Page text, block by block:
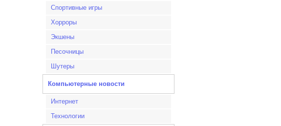
Спортивные игры
Хорроры
Экшены
Песочницы
Шутеры
Компьютерные новости
Интернет
Технологии